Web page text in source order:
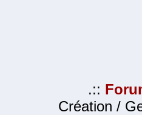
.::
Création /